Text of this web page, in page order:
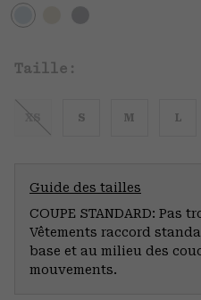
Taille:
XS S M L
Guide des tailles
COUPE STANDARD: Pas
Vêtements raccord
base et au milieu des
mouvements.